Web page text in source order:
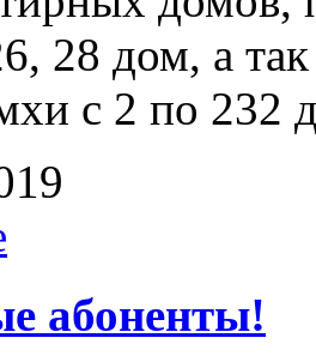
28 дом, а
с 2 по 232
абоненты!